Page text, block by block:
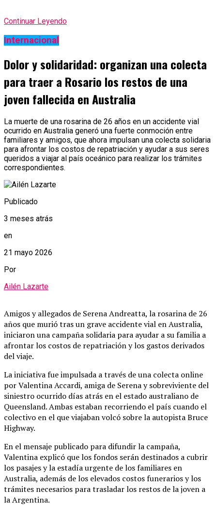
Continuar Leyendo
Internacional
Dolor y solidaridad: organizan una colecta
para traer a Rosario los restos de una
joven fallecida en Australia
La muerte de una rosarina de 26 años en un accidente vial
ocurrido en Australia generó una fuerte conmoción entre
familiares y amigos, que ahora impulsan una colecta solidaria
para afrontar los costos de repatriación y ayudar a sus seres
queridos a viajar al país oceánico para realizar los trámites
correspondientes.
Publicado
3 meses atrás
en
21 mayo 2026
Por
Ailén Lazarte
Amigos y allegados de Serena Andreatta, la rosarina de 26
años que murió tras un grave accidente vial en Australia,
iniciaron una campaña solidaria para ayudar a su familia a
afrontar los costos de repatriación y los gastos derivados
del viaje.
La iniciativa fue impulsada a través de una colecta online
por Valentina Accardi, amiga de Serena y sobreviviente del
siniestro ocurrido días atrás en el estado australiano de
Queensland. Ambas estaban recorriendo el país cuando el
colectivo en el que viajaban volcó sobre la autopista Bruce
Highway.
En el mensaje publicado para difundir la campaña,
Valentina explicó que los fondos serán destinados a cubrir
los pasajes y la estadía urgente de los familiares en
Australia, además de los elevados costos funerarios y los
trámites necesarios para trasladar los restos de la joven a
la Argentina.